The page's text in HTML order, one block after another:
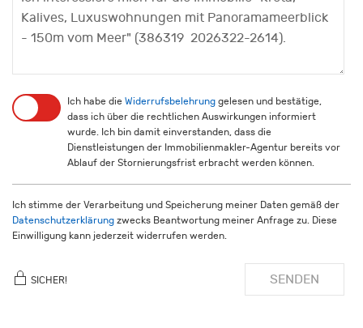
Ich habe die Widerrufsbelehrung gelesen und bestätige,
dass ich über die rechtlichen Auswirkungen informiert
wurde. Ich bin damit einverstanden, dass die
Dienstleistungen der Immobilienmakler-Agentur bereits vor
Ablauf der Stornierungsfrist erbracht werden können.
Ich stimme der Verarbeitung und Speicherung meiner Daten gemäß der
Datenschutzerklärung zwecks Beantwortung meiner Anfrage zu. Diese
Einwilligung kann jederzeit widerrufen werden.
SICHER! SENDEN